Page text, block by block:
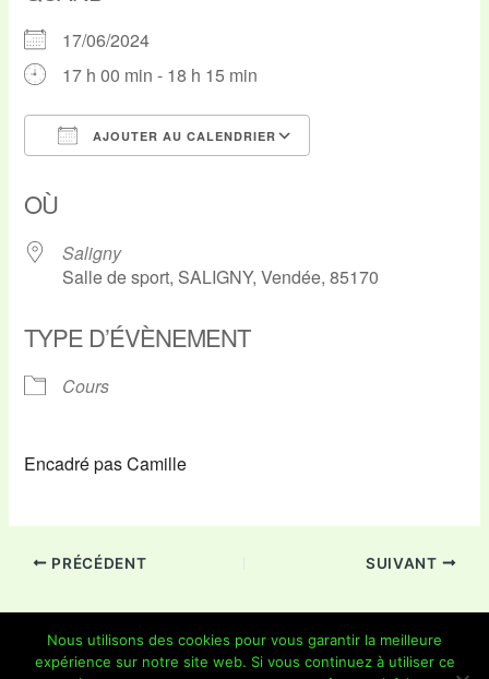
17/06/2024
17 h 00 min - 18 h 15 min
AJOUTER AU CALENDRIER
OÙ
Saligny
Salle de sport, SALIGNY, Vendée, 85170
TYPE D’ÉVÈNEMENT
Cours
Encadré pas Camille
PRÉCÉDENT SUIVANT
Nous utilisons des cookies pour vous garantir la meilleure
expérience sur notre site web. Si vous continuez à utiliser ce